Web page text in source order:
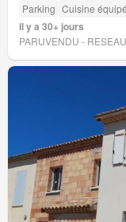
Parking Cuisine
Il y a 30+ jours
PARUVENDU -